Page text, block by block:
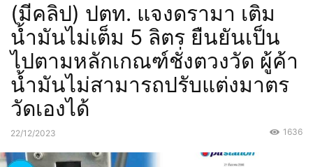
(มีคลิป) ปตท. แจงดรามา เติม
น้ำมันไม่เต็ม 5 ลิตร ยืนยันเป็น
ไปตามหลักเกณฑ์ชั่งตวงวัด ผู้ค้า
น้ำมันไม่สามารถปรับแต่งมาตร
วัดเองได้
22/12/2023 1636